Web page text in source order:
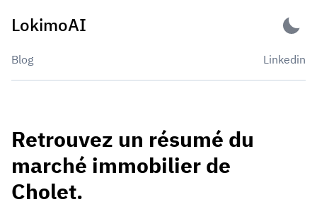
LokimoAI
Blog Linkedin
Retrouvez un résumé du
marché immobilier de
Cholet.